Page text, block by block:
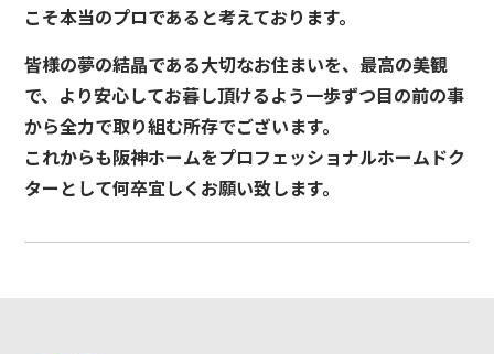
こそ本当のプロであると考えております。
皆様の夢の結晶である大切なお住まいを、最高の美観
で、より安心してお暮し頂けるよう一歩ずつ目の前の事
から全力で取り組む所存でございます。
これからも阪神ホームをプロフェッショナルホームドク
ターとして何卒宜しくお願い致します。